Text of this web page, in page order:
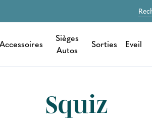
Accessoires
Sièges
Autos
Sorties Eveil
Squiz